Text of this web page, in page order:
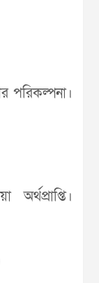
পরিকল্পনা।